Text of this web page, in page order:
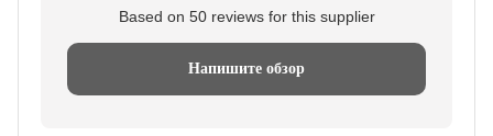
Based on 50 reviews for this supplier
Напишите обзор